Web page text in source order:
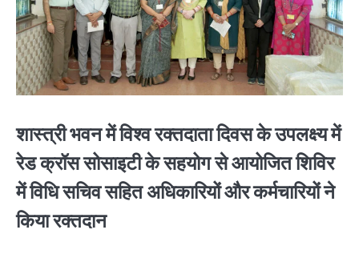
शास्त्री भवन में विश्व रक्तदाता दिवस के उपलक्ष्य में
रेड क्रॉस सोसाइटी के सहयोग से आयोजित शिविर
में विधि सचिव सहित अधिकारियों और कर्मचारियों ने
किया रक्तदान